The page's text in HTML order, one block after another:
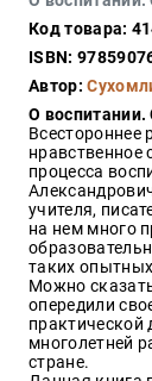
Код товара:
ISBN:
Автор:
О
Всестороннее
нравственное
процесса
учителя,
на нем много
таких
Можно
опередили
практической
многолетней
стране.
кулинария
Красота
и
здоровье
Оптовикам
Авторам
Контакты
Мероприятия